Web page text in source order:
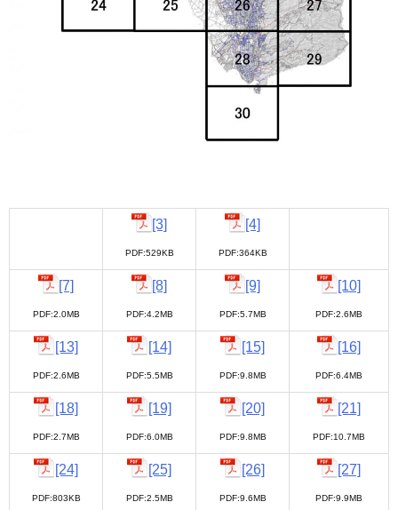
[3]
PDF:529KB
[4]
PDF:364KB
[7]
PDF:2.0MB
[8]
PDF:4.2MB
[9]
PDF:5.7MB
[10]
PDF:2.6MB
[13]
PDF:2.6MB
[14]
PDF:5.5MB
[15]
PDF:9.8MB
[16]
PDF:6.4MB
[18]
PDF:2.7MB
[19]
PDF:6.0MB
[20]
PDF:9.8MB
[21]
PDF:10.7MB
[24]
PDF:803KB
[25]
PDF:2.5MB
[26]
PDF:9.6MB
[27]
PDF:9.9MB